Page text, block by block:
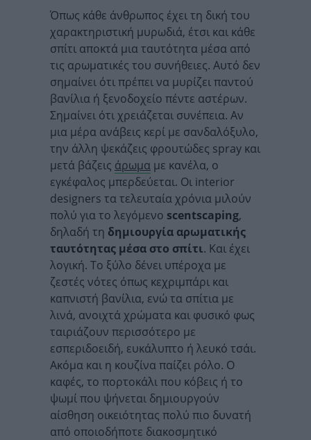
Όπως κάθε άνθρωπος έχει τη δική του
χαρακτηριστική μυρωδιά, έτσι και κάθε
σπίτι αποκτά μια ταυτότητα μέσα από
τις αρωματικές του συνήθειες. Αυτό δεν
σημαίνει ότι πρέπει να μυρίζει παντού
βανίλια ή ξενοδοχείο πέντε αστέρων.
Σημαίνει ότι χρειάζεται συνέπεια. Αν
μια μέρα ανάβεις κερί με σανδαλόξυλο,
την άλλη ψεκάζεις φρουτώδες spray και
μετά βάζεις άρωμα με κανέλα, ο
εγκέφαλος μπερδεύεται. Οι interior
designers τα τελευταία χρόνια μιλούν
πολύ για το λεγόμενο scentscaping,
δηλαδή τη δημιουργία αρωματικής
ταυτότητας μέσα στο σπίτι. Και έχει
λογική. Το ξύλο δένει υπέροχα με
ζεστές νότες όπως κεχριμπάρι και
καπνιστή βανίλια, ενώ τα σπίτια με
λινά, ανοιχτά χρώματα και φυσικό φως
ταιριάζουν περισσότερο με
εσπεριδοειδή, ευκάλυπτο ή λευκό τσάι.
Ακόμα και η κουζίνα παίζει ρόλο. Ο
καφές, το πορτοκάλι που κόβεις ή το
ψωμί που ψήνεται δημιουργούν
αίσθηση οικειότητας πολύ πιο δυνατή
από οποιοδήποτε διακοσμητικό